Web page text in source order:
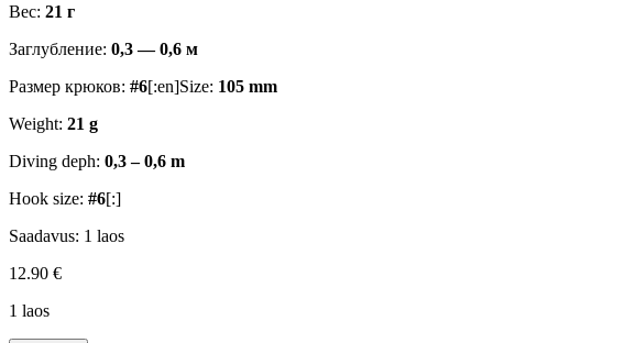
Вес: 21 г
Заглубление: 0,3 — 0,6 м
Размер крюков: #6[:en]Size: 105 mm
Weight: 21 g
Diving deph: 0,3 – 0,6 m
Hook size: #6[:]
Saadavus: 1 laos
12.90 €
1 laos